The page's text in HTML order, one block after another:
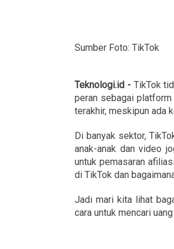
Sumber Foto: TikTok
Teknologi.id -TikTok
peran sebagai
terakhir, meskipun ada
Di banyak sektor,
anak-anak dan video
untuk pemasaran
di TikTok dan
Jadi mari kita lihat
cara untuk mencari